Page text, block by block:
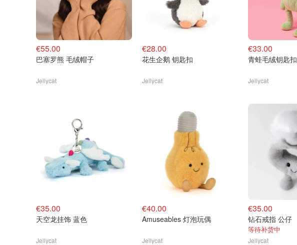
€55.00
巴塞罗熊 毛绒帽子
Jellycat
€28.00
花生企鹅 钥匙扣
Jellycat
€33.00
青蛙毛绒钥匙扣
Jellycat
€35.00
天空龙挂饰 蓝色
Jellycat
€40.00
Amuseables 灯泡玩偶
Jellycat
€35.00
钻石戒指 公仔
等待补货中
Jellycat